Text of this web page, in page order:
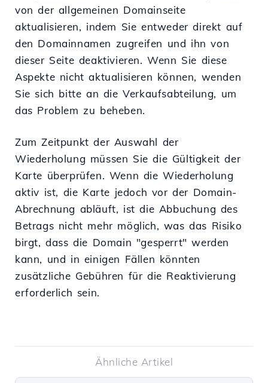
von der allgemeinen Domainseite
aktualisieren, indem Sie entweder direkt auf
den Domainnamen zugreifen und ihn von
dieser Seite deaktivieren. Wenn Sie diese
Aspekte nicht aktualisieren können, wenden
Sie sich bitte an die Verkaufsabteilung, um
das Problem zu beheben.
Zum Zeitpunkt der Auswahl der
Wiederholung müssen Sie die Gültigkeit der
Karte überprüfen. Wenn die Wiederholung
aktiv ist, die Karte jedoch vor der Domain-
Abrechnung abläuft, ist die Abbuchung des
Betrags nicht mehr möglich, was das Risiko
birgt, dass die Domain "gesperrt" werden
kann, und in einigen Fällen könnten
zusätzliche Gebühren für die Reaktivierung
erforderlich sein.
Ähnliche Artikel